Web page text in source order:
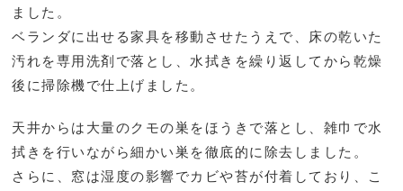
ました。
ベランダに出せる家具を移動させたうえで、床の乾いた
汚れを専用洗剤で落とし、水拭きを繰り返してから乾燥
後に掃除機で仕上げました。
天井からは大量のクモの巣をほうきで落とし、雑巾で水
拭きを行いながら細かい巣を徹底的に除去しました。
さらに、窓は湿度の影響でカビや苔が付着しており、こ